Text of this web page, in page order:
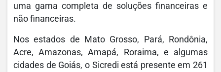
uma gama completa de soluções financeiras e
não financeiras.
Nos estados de Mato Grosso, Pará, Rondônia,
Acre, Amazonas, Amapá, Roraima, e algumas
cidades de Goiás, o Sicredi está presente em 261